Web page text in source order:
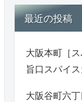
最近の投稿
大阪本町［
旨口スパイ
大阪谷町六